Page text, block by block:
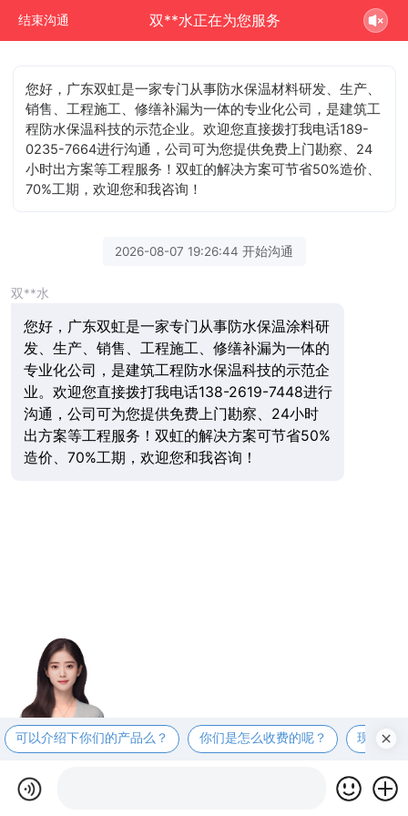
结束沟通 双**水正在为您服务
您好，广东双虹是一家专门从事防水保温材料研发、生产、
销售、工程施工、修缮补漏为一体的专业化公司，是建筑工
程防水保温科技的示范企业。欢迎您直接拨打我电话189-
0235-7664进行沟通，公司可为您提供免费上门勘察、24
小时出方案等工程服务！双虹的解决方案可节省50%造价、
70%工期，欢迎您和我咨询！
2026-08-07 19:26:44 开始沟通
双**水
您好，广东双虹是一家专门从事防水保温涂料研
发、生产、销售、工程施工、修缮补漏为一体的
专业化公司，是建筑工程防水保温科技的示范企
业。欢迎您直接拨打我电话138-2619-7448进行
沟通，公司可为您提供免费上门勘察、24小时
出方案等工程服务！双虹的解决方案可节省50%
造价、70%工期，欢迎您和我咨询！
可以介绍下你们的产品么？ 你们是怎么收费的呢？ 现在有